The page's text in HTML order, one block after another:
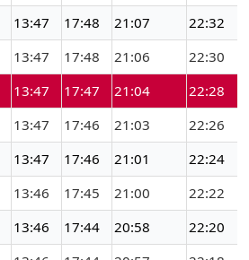
13:47 17:48 21:07
22:32
13:47 17:48 21:06
22:30
13:47 17:47 21:04
22:28
13:47 17:46 21:03
22:26
13:47 17:46 21:01
22:24
13:46 17:45 21:00
22:22
13:46 17:44 20:58
22:20